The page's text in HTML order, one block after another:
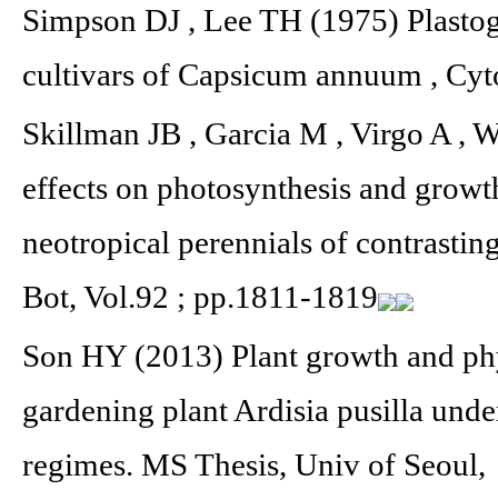
Simpson DJ , Lee TH (1975)
cultivars of Capsicum annuum ,
Skillman JB , Garcia M , Virgo A ,
effects on photosynthesis and
neotropical perennials of
Bot, Vol.92 ; pp.1811-1819
Son HY (2013) Plant growth and
gardening plant Ardisia pusilla
regimes. MS Thesis, Univ of Seoul,